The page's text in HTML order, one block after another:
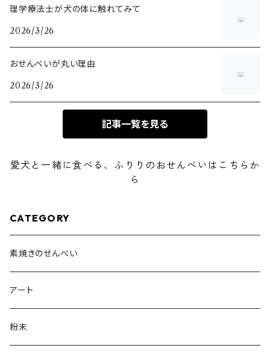
理学療法士が犬の体に触れてみて
2026/3/26
おせんべいが丸い理由
2026/3/26
記事一覧を見る
愛犬と一緒に食べる、ふりりのおせんべいはこちらか
ら
CATEGORY
素焼きのせんべい
アート
粉末